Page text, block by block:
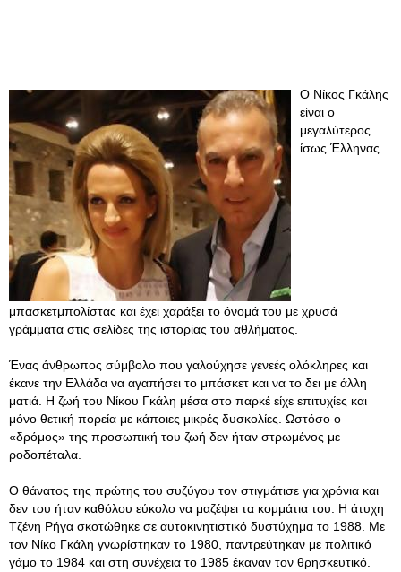
Ο Νίκος Γκάλης
είναι ο
μεγαλύτερος
ίσως Έλληνας
μπασκετμπολίστας και έχει χαράξει το όνομά του με χρυσά
γράμματα στις σελίδες της ιστορίας του αθλήματος.
Ένας άνθρωπος σύμβολο που γαλούχησε γενεές ολόκληρες και
έκανε την Ελλάδα να αγαπήσει το μπάσκετ και να το δει με άλλη
ματιά. Η ζωή του Νίκου Γκάλη μέσα στο παρκέ είχε επιτυχίες και
μόνο θετική πορεία με κάποιες μικρές δυσκολίες. Ωστόσο ο
«δρόμος» της προσωπική του ζωή δεν ήταν στρωμένος με
ροδοπέταλα.
Ο θάνατος της πρώτης του συζύγου τον στιγμάτισε για χρόνια και
δεν του ήταν καθόλου εύκολο να μαζέψει τα κομμάτια του. Η άτυχη
Τζένη Ρήγα σκοτώθηκε σε αυτοκινητιστικό δυστύχημα το 1988. Με
τον Νίκο Γκάλη γνωρίστηκαν το 1980, παντρεύτηκαν με πολιτικό
γάμο το 1984 και στη συνέχεια το 1985 έκαναν τον θρησκευτικό.